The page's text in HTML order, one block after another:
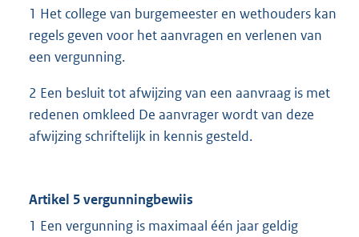
1 Het college van burgemeester en wethouders kan
regels geven voor het aanvragen en verlenen van
een vergunning.
2 Een besluit tot afwijzing van een aanvraag is met
redenen omkleed De aanvrager wordt van deze
afwijzing schriftelijk in kennis gesteld.
Artikel 5 vergunningbewiis
1 Een vergunning is maximaal één jaar geldig